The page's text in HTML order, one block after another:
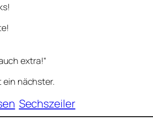
extra!“
ein nächster.
Sechszeiler